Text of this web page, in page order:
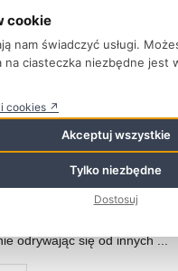
jest
FTVK 5 STYCZNIA
podcastów bazuje na
odrywając się od innych ...
cookie
nam świadczyć usługi.
ciasteczka niezbędne jest
cookies ↗
Akceptuj wszystkie
Tylko niezbędne
Dostosuj